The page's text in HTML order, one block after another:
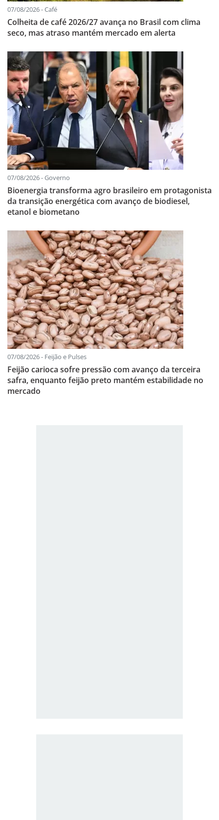
07/08/2026 - Café
Colheita de café 2026/27 avança no Brasil com clima
seco, mas atraso mantém mercado em alerta
07/08/2026 - Governo
Bioenergia transforma agro brasileiro em protagonista
da transição energética com avanço de biodiesel,
etanol e biometano
07/08/2026 - Feijão e Pulses
Feijão carioca sofre pressão com avanço da terceira
safra, enquanto feijão preto mantém estabilidade no
mercado